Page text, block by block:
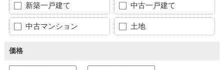
新築一戸建て 中古一戸建て
中古マンション 土地
価格